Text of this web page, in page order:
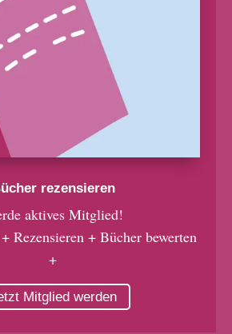
rezensieren
aktives Mitglied!
Rezensieren + Bücher bewerten
+
Mitglied werden